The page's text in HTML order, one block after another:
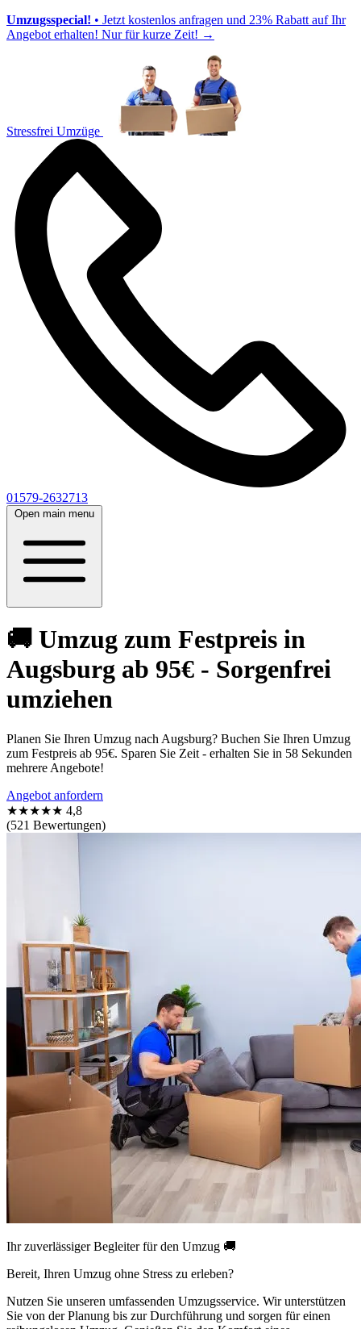
Umzugsspecial! • Jetzt kostenlos anfragen und 23% Rabatt auf Ihr
Angebot erhalten! Nur für kurze Zeit! →
Stressfrei Umzüge
01579-2632713
Open main menu
🚚 Umzug zum Festpreis in
Augsburg ab 95€ - Sorgenfrei
umziehen
Planen Sie Ihren Umzug nach Augsburg? Buchen Sie Ihren Umzug
zum Festpreis ab 95€. Sparen Sie Zeit - erhalten Sie in 58 Sekunden
mehrere Angebote!
Angebot anfordern
★★★★★ 4,8
(521 Bewertungen)
Ihr zuverlässiger Begleiter für den Umzug 🚚
Bereit, Ihren Umzug ohne Stress zu erleben?
Nutzen Sie unseren umfassenden Umzugsservice. Wir unterstützen
Sie von der Planung bis zur Durchführung und sorgen für einen